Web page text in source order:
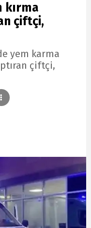
kırma
çiftçi,
yem karma
çiftçi,